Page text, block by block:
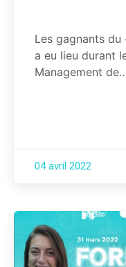
Les gagnants du
a eu lieu durant
Management
04 avril 2022